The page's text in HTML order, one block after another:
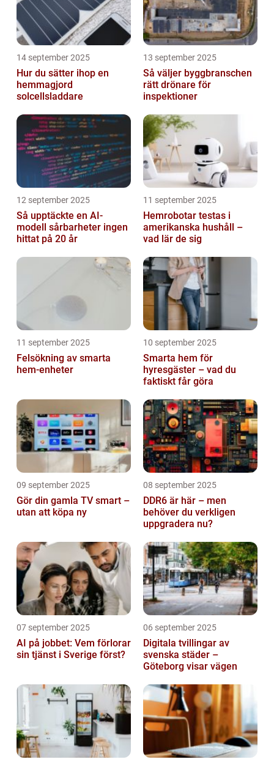
14 september 2025
Hur du sätter ihop en
hemmagjord
solcellsladdare
13 september 2025
Så väljer byggbranschen
rätt drönare för
inspektioner
12 september 2025
Så upptäckte en AI-
modell sårbarheter ingen
hittat på 20 år
11 september 2025
Hemrobotar testas i
amerikanska hushåll –
vad lär de sig
11 september 2025
Felsökning av smarta
hem-enheter
10 september 2025
Smarta hem för
hyresgäster – vad du
faktiskt får göra
09 september 2025
Gör din gamla TV smart –
utan att köpa ny
08 september 2025
DDR6 är här – men
behöver du verkligen
uppgradera nu?
07 september 2025
AI på jobbet: Vem förlorar
sin tjänst i Sverige först?
06 september 2025
Digitala tvillingar av
svenska städer –
Göteborg visar vägen